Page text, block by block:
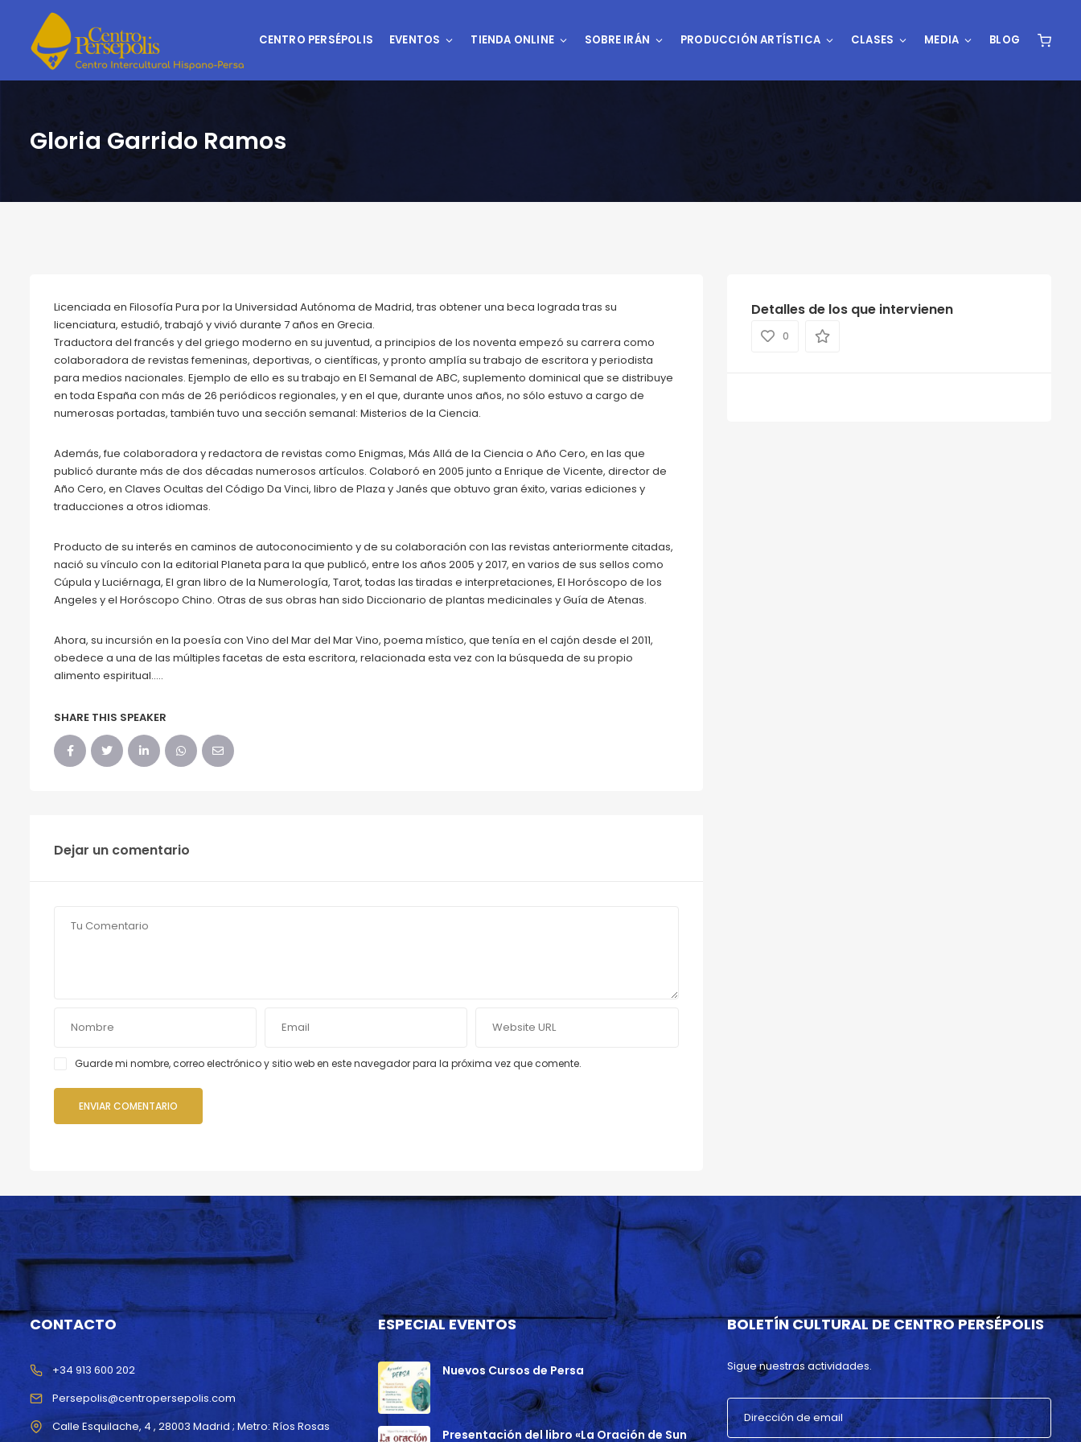
CENTRO PERSÉPOLIS EVENTOS TIENDA ONLINE SOBRE IRÁN PRODUCCIÓN ARTÍSTICA CLASES MEDIA BLOG
Gloria Garrido Ramos
Licenciada en Filosofía Pura por la Universidad Autónoma de Madrid, tras obtener una beca lograda tras su
licenciatura, estudió, trabajó y vivió durante 7 años en Grecia.
Traductora del francés y del griego moderno en su juventud, a principios de los noventa empezó su carrera como
colaboradora de revistas femeninas, deportivas, o científicas, y pronto amplía su trabajo de escritora y periodista
para medios nacionales. Ejemplo de ello es su trabajo en El Semanal de ABC, suplemento dominical que se distribuye
en toda España con más de 26 periódicos regionales, y en el que, durante unos años, no sólo estuvo a cargo de
numerosas portadas, también tuvo una sección semanal: Misterios de la Ciencia.
Además, fue colaboradora y redactora de revistas como Enigmas, Más Allá de la Ciencia o Año Cero, en las que
publicó durante más de dos décadas numerosos artículos. Colaboró en 2005 junto a Enrique de Vicente, director de
Año Cero, en Claves Ocultas del Código Da Vinci, libro de Plaza y Janés que obtuvo gran éxito, varias ediciones y
traducciones a otros idiomas.
Producto de su interés en caminos de autoconocimiento y de su colaboración con las revistas anteriormente citadas,
nació su vínculo con la editorial Planeta para la que publicó, entre los años 2005 y 2017, en varios de sus sellos como
Cúpula y Luciérnaga, El gran libro de la Numerología, Tarot, todas las tiradas e interpretaciones, El Horóscopo de los
Angeles y el Horóscopo Chino. Otras de sus obras han sido Diccionario de plantas medicinales y Guía de Atenas.
Ahora, su incursión en la poesía con Vino del Mar del Mar Vino, poema místico, que tenía en el cajón desde el 2011,
obedece a una de las múltiples facetas de esta escritora, relacionada esta vez con la búsqueda de su propio
alimento espiritual…..
SHARE THIS SPEAKER
Dejar un comentario
Guarde mi nombre, correo electrónico y sitio web en este navegador para la próxima vez que comente.
Detalles de los que intervienen
0
CONTACTO
Persepolis@centropersepolis.com
+34 913 600 202
ESPECIAL EVENTOS
Nuevos Cursos de Persa
Presentación del libro «La Oración de Sun
BOLETÍN CULTURAL DE CENTRO PERSÉPOLIS
Sigue nuestras actividades.